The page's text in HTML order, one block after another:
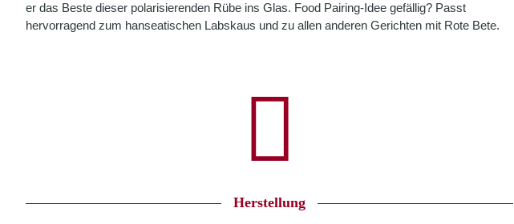
er das Beste dieser polarisierenden Rübe ins Glas. Food Pairing-Idee gefällig? Passt
hervorragend zum hanseatischen Labskaus und zu allen anderen Gerichten mit Rote Bete.
Herstellung